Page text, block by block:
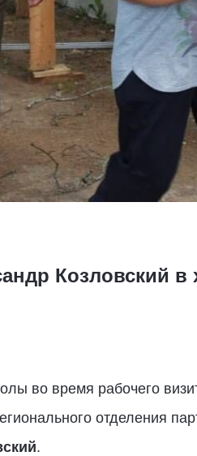
Козловский в
во время рабочего
отделения
.